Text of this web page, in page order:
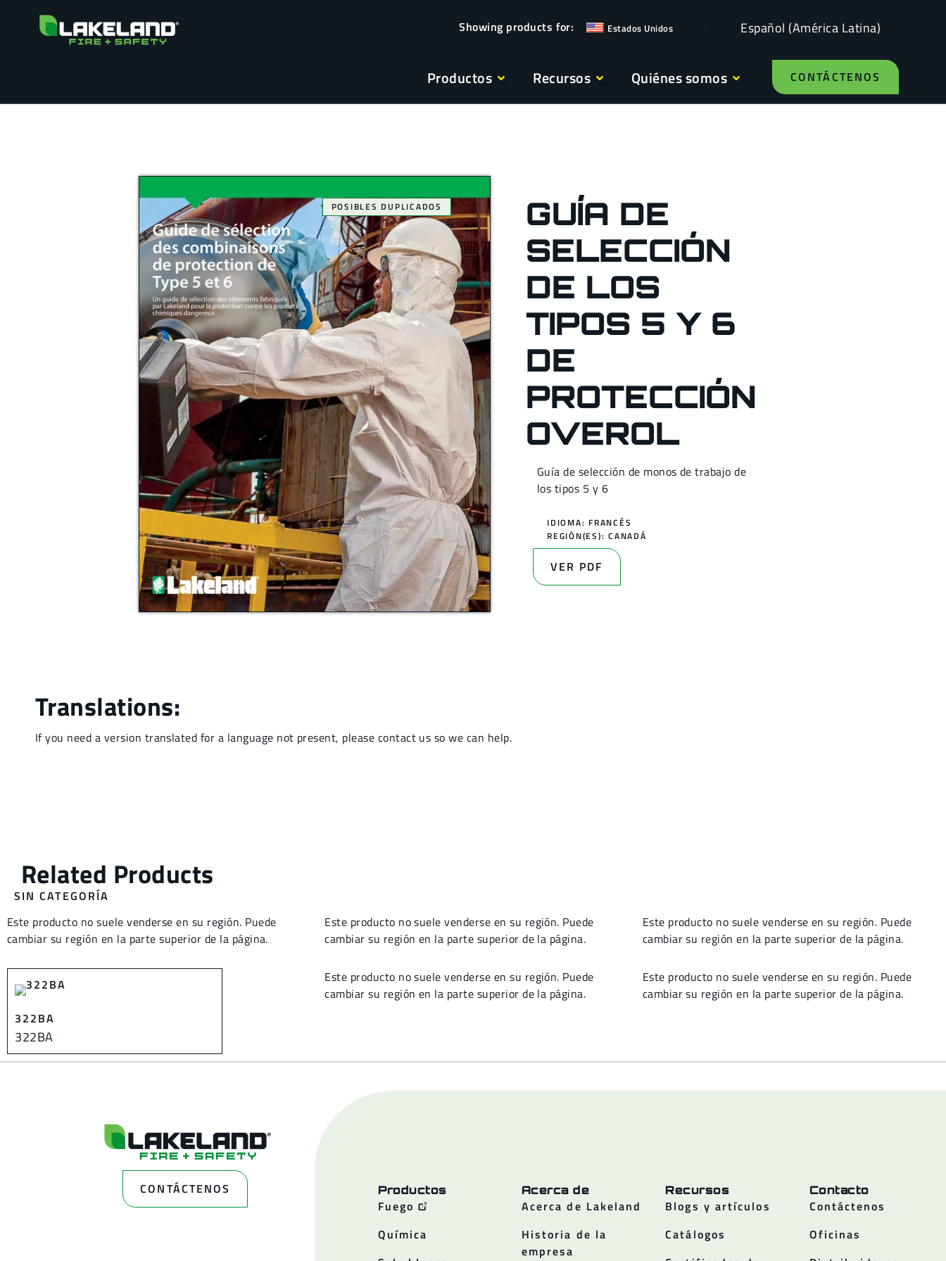
Estados Unidos Español (América Latina)
Productos Recursos Quiénes somos CONTÁCTENOS
POSIBLES DUPLICADOS
GUÍA DE
SELECCIÓN
DE LOS
TIPOS 5 Y 6
DE
PROTECCIÓN
OVEROL
Guía de selección de monos de trabajo de
los tipos 5 y 6
IDIOMA: FRANCÉS
REGIÓN(ES):CANADÁ
VER PDF
SIN CATEGORÍA
Este producto no suele venderse en su región. Puede
cambiar su región en la parte superior de la página.
Este producto no suele venderse en su región. Puede
cambiar su región en la parte superior de la página.
Este producto no suele venderse en su región. Puede
cambiar su región en la parte superior de la página.
322BA
322BA
Este producto no suele venderse en su región. Puede
cambiar su región en la parte superior de la página.
Este producto no suele venderse en su región. Puede
cambiar su región en la parte superior de la página.
CONTÁCTENOS Productos
Fuego
Química
Acerca de
Acerca de Lakeland
Historia de la
empresa
Recursos
Blogs y artículos
Catálogos
Contacto
Contáctenos
Oficinas